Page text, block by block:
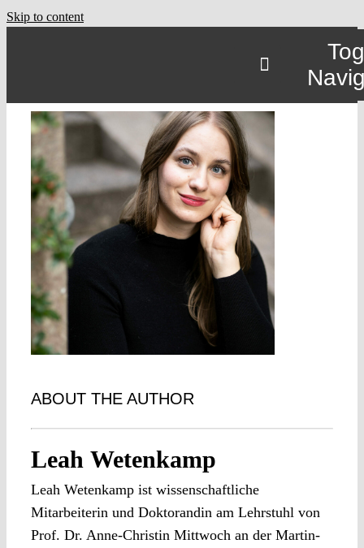
Skip to content
ABOUT THE AUTHOR
Leah Wetenkamp
Leah Wetenkamp ist wissenschaftliche
Mitarbeiterin und Doktorandin am Lehrstuhl von
Prof. Dr. Anne-Christin Mittwoch an der Martin-